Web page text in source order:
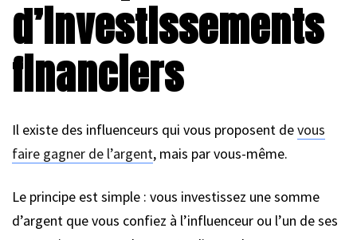
d’investissements
financiers
Il existe des influenceurs qui vous proposent devous
faire gagner de l’argent, mais par vous-même.
Le principe est simple : vous investissez une somme
d’argent que vous confiez à l’influenceur ou l’un de ses